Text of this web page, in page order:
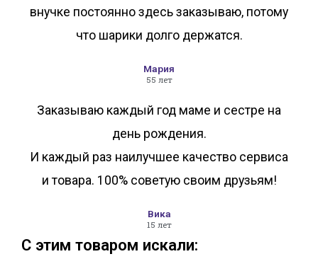
внучке постоянно здесь заказываю, потому
что шарики долго держатся.
Мария
55 лет
Заказываю каждый год маме и сестре на
день рождения.
И каждый раз наилучшее качество сервиса
и товара. 100% советую своим друзьям!
Вика
15 лет
С этим товаром искали: